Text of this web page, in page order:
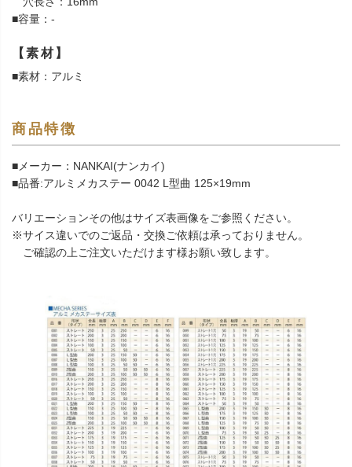
■容量：-
【素材】
■素材：アルミ
商品特徴
■メーカー：NANKAI(ナンカイ)
■品番:アルミメカステー 0042 L型曲 125×19mm
バリエーションその他はサイズ表画像をご参照ください。
※サイス違いでのご返品・交換ご依頼は承っておりません。
ご確認の上ご注文いただけます様お願い致します。